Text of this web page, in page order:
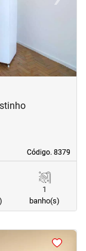
Código. 8379
Código. 8379
1
banho(s)